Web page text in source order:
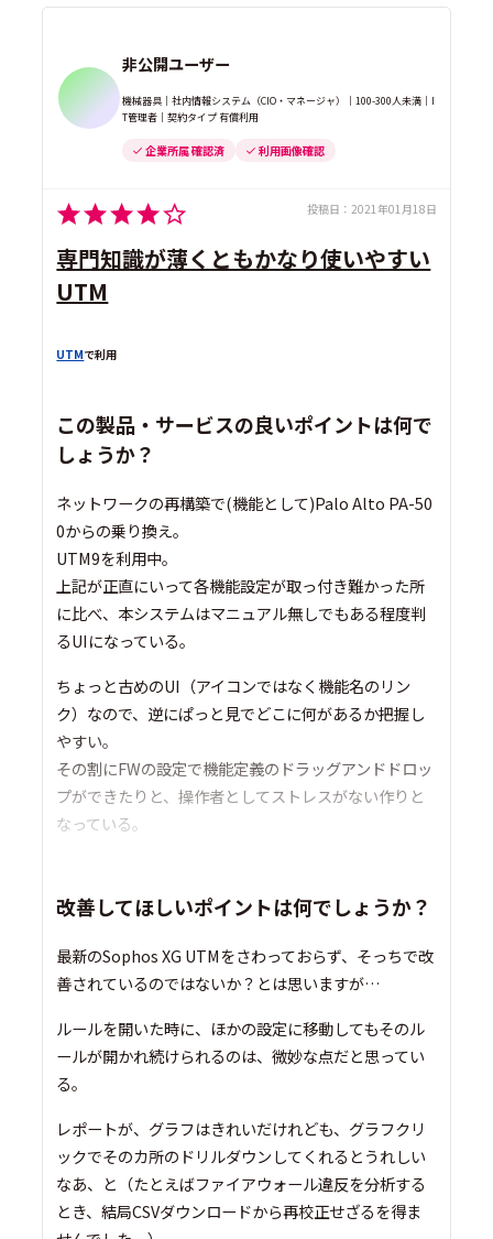
非公開ユーザー
機械器具｜社内情報システム（CIO・マネージャ）｜100-300人未満｜I
T管理者｜契約タイプ 有償利用
企業所属 確認済 利用画像確認
投稿日： 2021年01月18日
専門知識が薄くともかなり使いやすい
UTM
UTMで利用
この製品・サービスの良いポイントは何で
しょうか？
ネットワークの再構築で(機能として)Palo Alto PA-50
0からの乗り換え。
UTM9を利用中。
上記が正直にいって各機能設定が取っ付き難かった所
に比べ、本システムはマニュアル無しでもある程度判
るUIになっている。
ちょっと古めのUI（アイコンではなく機能名のリン
ク）なので、逆にぱっと見でどこに何があるか把握し
やすい。
その割にFWの設定で機能定義のドラッグアンドドロッ
プができたりと、操作者としてストレスがない作りと
なっている。
改善してほしいポイントは何でしょうか？
最新のSophos XG UTMをさわっておらず、そっちで改
善されているのではないか？とは思いますが…
ルールを開いた時に、ほかの設定に移動してもそのル
ールが開かれ続けられるのは、微妙な点だと思ってい
る。
レポートが、グラフはきれいだけれども、グラフクリ
ックでそのカ所のドリルダウンしてくれるとうれしい
なあ、と（たとえばファイアウォール違反を分析する
とき、結局CSVダウンロードから再校正せざるを得ま